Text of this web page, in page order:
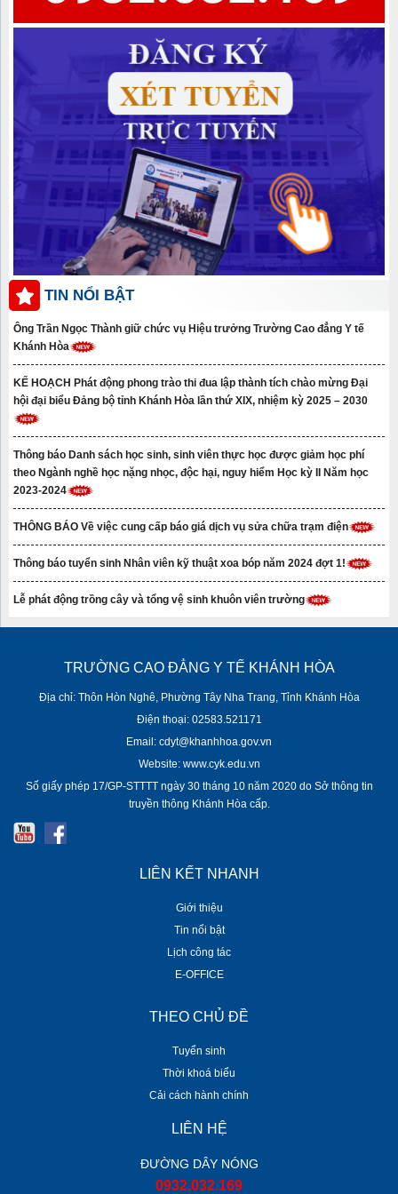
TIN NỔI BẬT
Ông Trần Ngọc Thành giữ chức vụ Hiệu trưởng Trường Cao đẳng Y tế
Khánh Hòa
KẾ HOẠCH Phát động phong trào thi đua lập thành tích chào mừng Đại
hội đại biểu Đảng bộ tỉnh Khánh Hòa lần thứ XIX, nhiệm kỳ 2025 – 2030
Thông báo Danh sách học sinh, sinh viên thực học được giảm học phí
theo Ngành nghề học nặng nhọc, độc hại, nguy hiểm Học kỳ II Năm học
2023-2024
THÔNG BÁO Về việc cung cấp báo giá dịch vụ sửa chữa trạm điện
Thông báo tuyển sinh Nhân viên kỹ thuật xoa bóp năm 2024 đợt 1!
Lễ phát động trồng cây và tổng vệ sinh khuôn viên trường
TRƯỜNG CAO ĐẲNG Y TẾ KHÁNH HÒA
Địa chỉ: Thôn Hòn Nghê, Phường Tây Nha Trang, Tỉnh Khánh Hòa
Điện thoại: 02583.521171
Email: cdyt@khanhhoa.gov.vn
Website: www.cyk.edu.vn
Số giấy phép 17/GP-STTTT ngày 30 tháng 10 năm 2020 do Sở thông tin
truyền thông Khánh Hòa cấp.
LIÊN KẾT NHANH
Giới thiệu
Tin nổi bật
Lịch công tác
E-OFFICE
THEO CHỦ ĐỀ
Tuyển sinh
Thời khoá biểu
Cải cách hành chính
LIÊN HỆ
ĐƯỜNG DÂY NÓNG
0932.032.169